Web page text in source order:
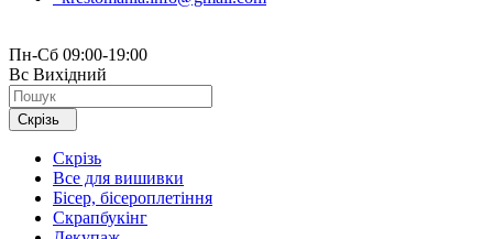
Пн-Сб 09:00-19:00
Вс Вихідний
Скрізь
Скрізь
Все для вишивки
Бісер, бісероплетіння
Скрапбукінг